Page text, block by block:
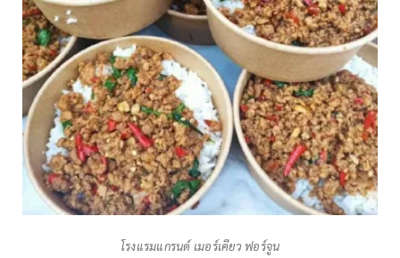
โรงแรมแกรนด์ เมอร์เคียว ฟอร์จูน